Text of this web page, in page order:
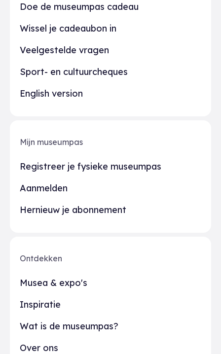
Doe de museumpas cadeau
Wissel je cadeaubon in
Veelgestelde vragen
Sport- en cultuurcheques
English version
Ontdekken
Musea & expo's
Inspiratie
Wat is de museumpas?
Over ons
Mijn museumpas
Registreer je fysieke museumpas
Aanmelden
Hernieuw je abonnement